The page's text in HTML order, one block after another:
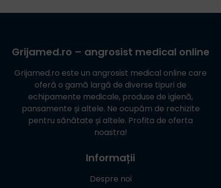
Grijamed.ro – angrosist medical online
Grijamed.ro este un angrosist medical online care
oferă o gamă largă de diverse tipuri de
echipamente medicale, produse de igienă,
pansamente și altele. Ne ocupăm de rechizite
pentru sănătate și altele. Profita de oferta
noastra!
Informații
Despre noi